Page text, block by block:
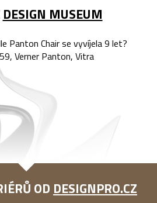
DESIGN MUSEUM
Panton Chair se vyvíjela 9 let?
Verner Panton, Vitra
OD DESIGNPRO.CZ